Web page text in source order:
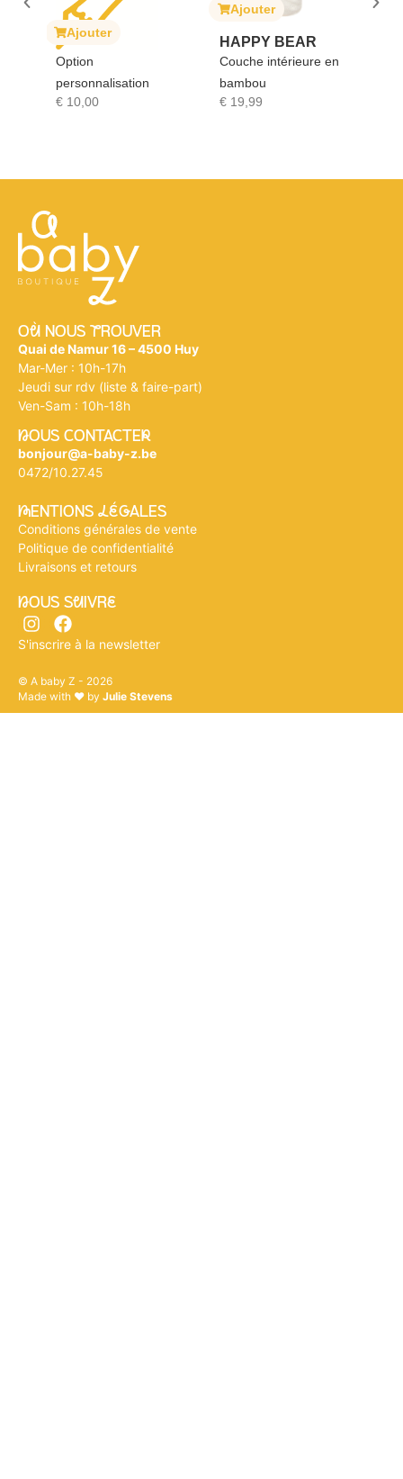
HAPPY BEAR
Couche intérieure en
bambou
Ajouter
SOPHIE LA
GIRAFE
Où NOUS tROUVER
Quai de Namur 16 – 4500 Huy
Mar-Mer : 10h-17h
Jeudi sur rdv (liste & faire-part)
Ven-Sam : 10h-18h
nOUS CONTACTEr
bonjour@a-baby-z.be
0472/10.27.45
mENTIONS légALES
Conditions générales de vente
Politique de confidentialité
Livraisons et retours
nOUS SuIVRe
S'inscrire à la newsletter
© A baby Z - 2026
Made with ♥ by Julie Stevens